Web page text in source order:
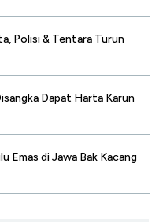
Polisi & Tentara Turun
Dapat Harta Karun
Emas di Jawa Bak Kacang